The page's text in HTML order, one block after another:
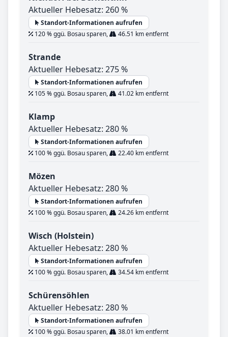
Aktueller Hebesatz: 260 %
Standort-Informationen aufrufen
120 % ggü. Bosau sparen,
46.51 km entfernt
Strande
Aktueller Hebesatz: 275 %
Standort-Informationen aufrufen
105 % ggü. Bosau sparen,
41.02 km entfernt
Klamp
Aktueller Hebesatz: 280 %
Standort-Informationen aufrufen
100 % ggü. Bosau sparen,
22.40 km entfernt
Mözen
Aktueller Hebesatz: 280 %
Standort-Informationen aufrufen
100 % ggü. Bosau sparen,
24.26 km entfernt
Wisch (Holstein)
Aktueller Hebesatz: 280 %
Standort-Informationen aufrufen
100 % ggü. Bosau sparen,
34.54 km entfernt
Schürensöhlen
Aktueller Hebesatz: 280 %
Standort-Informationen aufrufen
100 % ggü. Bosau sparen,
38.01 km entfernt